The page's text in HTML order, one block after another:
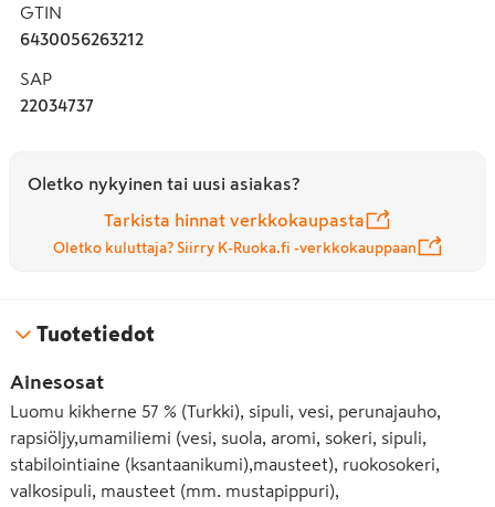
GTIN
6430056263212
SAP
22034737
Oletko nykyinen tai uusi asiakas?
Tarkista hinnat verkkokaupasta
Oletko kuluttaja? Siirry K-Ruoka.fi -verkkokauppaan
Tuotetiedot
Ainesosat
Luomu kikherne 57 % (Turkki), sipuli, vesi, perunajauho,
rapsiöljy,umamiliemi (vesi, suola, aromi, sokeri, sipuli,
stabilointiaine (ksantaanikumi),mausteet), ruokosokeri,
valkosipuli, mausteet (mm. mustapippuri),